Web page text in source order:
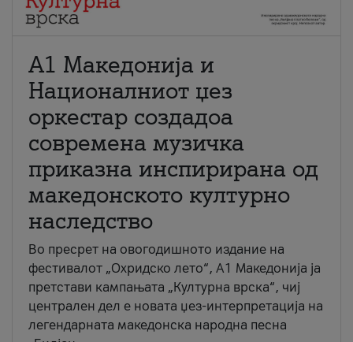
А1 Македонија и
Националниот џез
оркестар создадоа
современа музичка
приказна инспирирана од
македонското културно
наследство
Во пресрет на овогодишното издание на
фестивалот „Охридско лето“, А1 Македонија ја
претстави кампањата „Културна врска“, чиј
централен дел е новата џез-интерпретација на
легендарната македонска народна песна